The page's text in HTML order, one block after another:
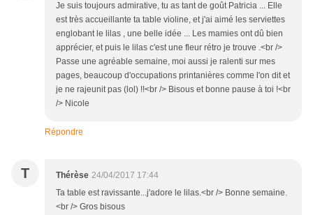
Je suis toujours admirative, tu as tant de goût Patricia ... Elle
est très accueillante ta table violine, et j'ai aimé les serviettes
englobant le lilas , une belle idée ... Les mamies ont dû bien
apprécier, et puis le lilas c'est une fleur rétro je trouve .<br />
Passe une agréable semaine, moi aussi je ralenti sur mes
pages, beaucoup d'occupations printanières comme l'on dit et
je ne rajeunit pas (lol) !!<br /> Bisous et bonne pause à toi !<br
/> Nicole
Répondre
T Thérèse 24/04/2017 17:44
Ta table est ravissante...j'adore le lilas.<br /> Bonne semaine.
<br /> Gros bisous